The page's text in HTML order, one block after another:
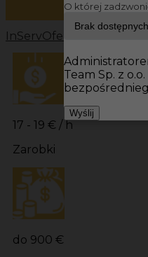
InServOferty pracy
17 - 19 € / h
Zarobki
do 900 €
O której
Team Sp. z
Wyślij